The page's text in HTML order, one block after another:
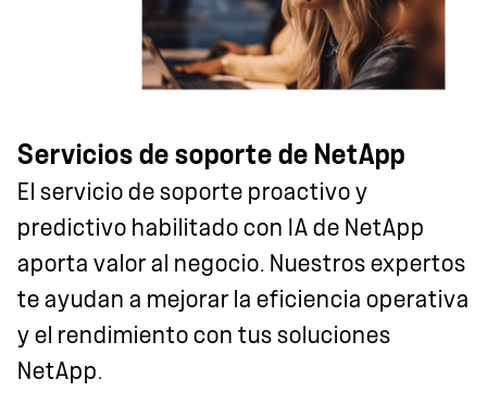
Servicios de soporte de NetApp
El servicio de soporte proactivo y
predictivo habilitado con IA de NetApp
aporta valor al negocio. Nuestros expertos
te ayudan a mejorar la eficiencia operativa
y el rendimiento con tus soluciones
NetApp.